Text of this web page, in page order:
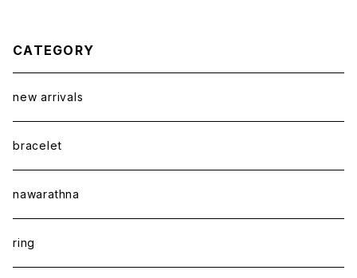
CATEGORY
new arrivals
bracelet
nawarathna
ring